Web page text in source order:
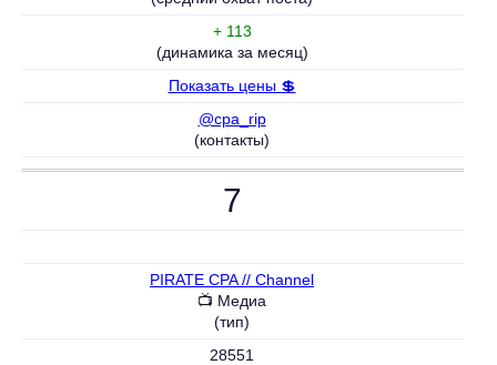
+ 113
(динамика за месяц)
Показать цены 💲
@cpa_rip
(контакты)
7
PIRATE CPA // Channel
📺 Медиа
(тип)
28551